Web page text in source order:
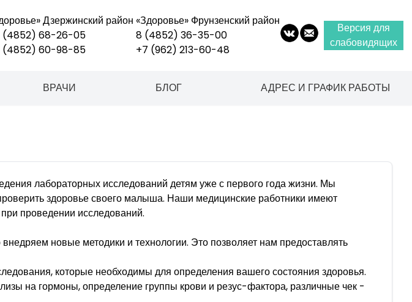
Дзержинский район
(4852) 68-26-05
(4852) 60-98-85
«Здоровье» Фрунзенский район
8 (4852) 36-35-00
+7 (962) 213-60-48
Версия для
слабовидящих
ВРАЧИ БЛОГ АДРЕС И ГРАФИК РАБОТЫ
лабораторных исследований детям уже с первого года жизни. Мы
здоровье своего малыша. Наши медицинские работники имеют
проведении исследований.
новые методики и технологии. Это позволяет нам предоставлять
которые необходимы для определения вашего состояния здоровья.
на гормоны, определение группы крови и резус-фактора, различные чек -